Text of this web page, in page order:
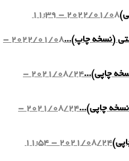
2022/01/08 - 11:39
(نسخه چاپ)...
2022/01/08 -
چاپی)...
2021/08/24 -
چاپی)...
2021/08/24 -
2021/08/24 - 11:54